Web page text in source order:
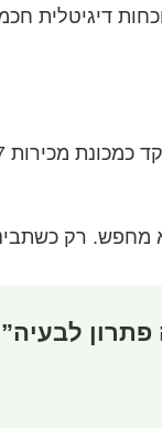
דיגיטלית
רק
לבעיה”